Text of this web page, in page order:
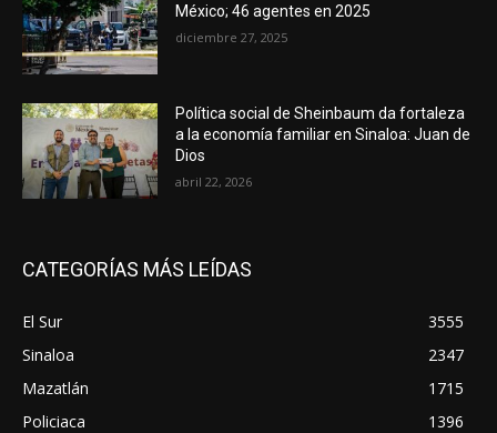
México; 46 agentes en 2025
diciembre 27, 2025
Política social de Sheinbaum da fortaleza
a la economía familiar en Sinaloa: Juan de
Dios
abril 22, 2026
CATEGORÍAS MÁS LEÍDAS
El Sur
3555
Sinaloa
2347
Mazatlán
1715
Policiaca
1396